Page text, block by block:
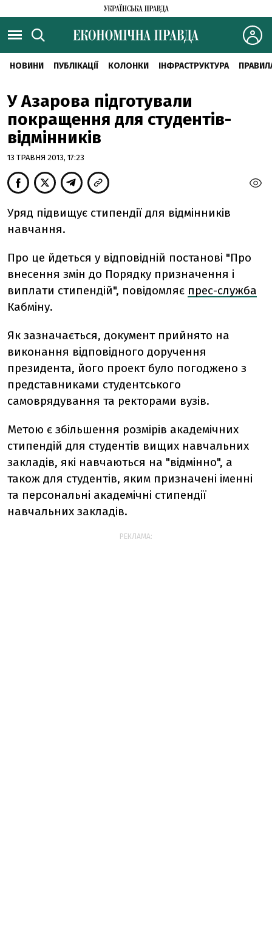
НОВИНИ ПУБЛІКАЦІЇ КОЛОНКИ ІНФРАСТРУКТУРА
У Азарова підготували
покращення для студентів-
відмінників
13 ТРАВНЯ 2013, 17:23
Уряд підвищує стипендії для відмінників
навчання.
Про це йдеться у відповідній постанові "Про
внесення змін до Порядку призначення і
виплати стипендій", повідомляє прес-служба
Кабміну.
Як зазначається, документ прийнято на
виконання відповідного доручення
президента, його проект було погоджено з
представниками студентського
самоврядування та ректорами вузів.
Метою є збільшення розмірів академічних
стипендій для студентів вищих навчальних
закладів, які навчаються на "відмінно", а
також для студентів, яким призначені іменні
та персональні академічні стипендії
навчальних закладів.
РЕКЛАМА: